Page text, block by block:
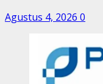
Agustus 4, 2026 0